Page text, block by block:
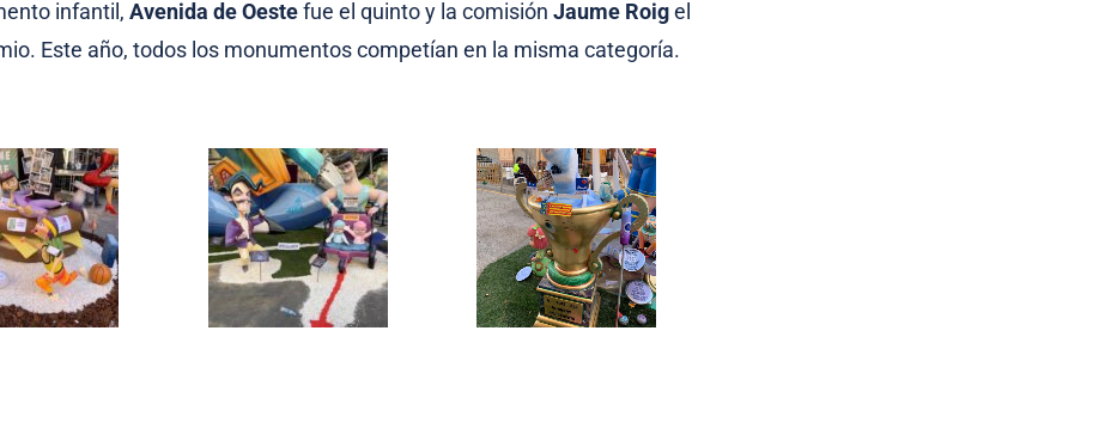
infantil, Avenida de Oestefue el quinto y la comisión Jaume Roigel
Este año, todos los monumentos competían en la misma categoría.